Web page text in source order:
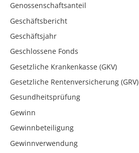
Genossenschaftsanteil
Geschäftsbericht
Geschäftsjahr
Geschlossene Fonds
Gesetzliche Krankenkasse (GKV)
Gesetzliche Rentenversicherung (GRV)
Gesundheitsprüfung
Gewinn
Gewinnbeteiligung
Gewinnverwendung